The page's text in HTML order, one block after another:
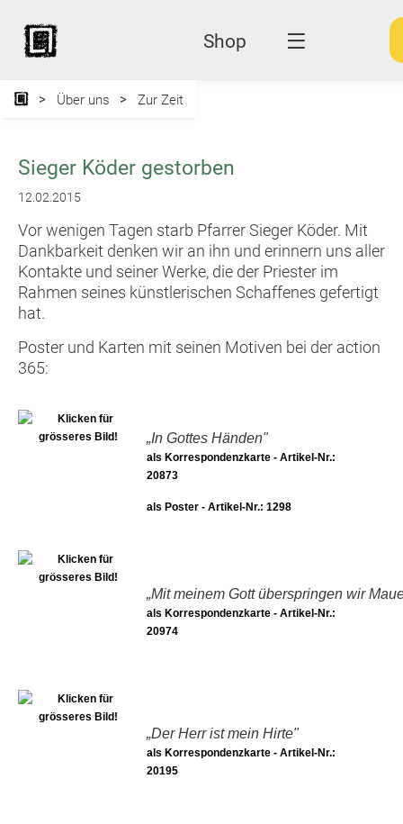
Shop
Über uns Zur Zeit
Sieger Köder gestorben
12.02.2015
Vor wenigen Tagen starb Pfarrer Sieger Köder. Mit
Dankbarkeit denken wir an ihn und erinnern uns aller
Kontakte und seiner Werke, die der Priester im
Rahmen seines künstlerischen Schaffenes gefertigt
hat.
Poster und Karten mit seinen Motiven bei der action
365:
„In Gottes Händen"
als Korrespondenzkarte - Artikel-Nr.:
20873
als Poster - Artikel-Nr.: 1298
„Mit meinem Gott überspringen wir
als Korrespondenzkarte - Artikel-Nr.:
20974
„Der Herr ist mein Hirte"
als Korrespondenzkarte - Artikel-Nr.:
20195